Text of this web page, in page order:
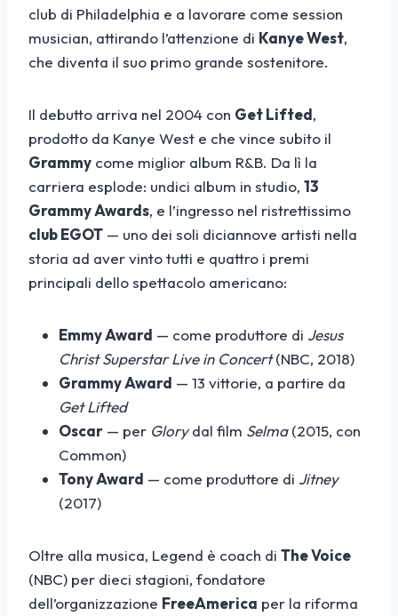
club di Philadelphia e a lavorare come session
musician, attirando l’attenzione di Kanye West,
che diventa il suo primo grande sostenitore.
Il debutto arriva nel 2004 con Get Lifted,
prodotto da Kanye West e che vince subito il
Grammy come miglior album R&B. Da lì la
carriera esplode: undici album in studio, 13
Grammy Awards, e l’ingresso nel ristrettissimo
club EGOT — uno dei soli diciannove artisti nella
storia ad aver vinto tutti e quattro i premi
principali dello spettacolo americano:
Emmy Award — come produttore di Jesus
Christ Superstar Live in Concert(NBC, 2018)
Grammy Award — 13 vittorie, a partire da
Get Lifted
Oscar — per Glorydal film Selma(2015, con
Common)
Tony Award — come produttore di Jitney
(2017)
Oltre alla musica, Legend è coach di The Voice
(NBC) per dieci stagioni, fondatore
dell’organizzazione FreeAmerica per la riforma